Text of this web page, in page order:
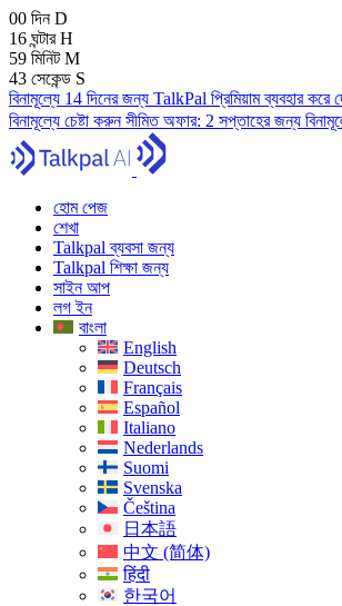
00 দিনD
16 ঘন্টারH
59 মিনিটM
41 সেকেন্ড S
বিনামূল্যে 14 দিনের জন্য TalkPal প্রিমিয়াম ব্যবহার করে
বিনামূল্যে চেষ্টা করুনসীমিত অফার: 2 সপ্তাহের জন্য
হোম পেজ
শেখা
Talkpal ব্যবসা জন্য
Talkpal শিক্ষা জন্য
সাইন আপ
লগ ইন
বাংলা
English
Deutsch
Français
Español
Italiano
Nederlands
Suomi
Svenska
Čeština
日本語
中文 (简体)
हिंदी
한국어